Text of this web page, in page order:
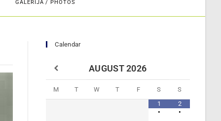
GALERIJA / PHOTOS
Calendar
AUGUST 2026
M T W T F S
S
1
•
2
•